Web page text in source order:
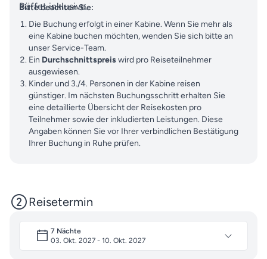
Büffet inklusive.
Bitte beachten Sie:
Die Buchung erfolgt in einer Kabine. Wenn Sie mehr als
eine Kabine buchen möchten, wenden Sie sich bitte an
unser Service-Team.
Ein Durchschnittspreiswird pro Reiseteilnehmer
ausgewiesen.
Kinder und 3./4. Personen in der Kabine reisen
günstiger. Im nächsten Buchungsschritt erhalten Sie
eine detaillierte Übersicht der Reisekosten pro
Teilnehmer sowie der inkludierten Leistungen. Diese
Angaben können Sie vor Ihrer verbindlichen Bestätigung
Ihrer Buchung in Ruhe prüfen.
Reisetermin
7 Nächte
03. Okt. 2027 - 10. Okt. 2027